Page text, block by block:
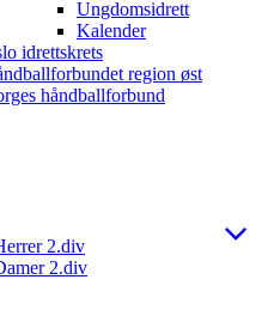
Ungdomsidrett
Kalender
idrettskrets
region øst
håndballforbund
2.div
2.div